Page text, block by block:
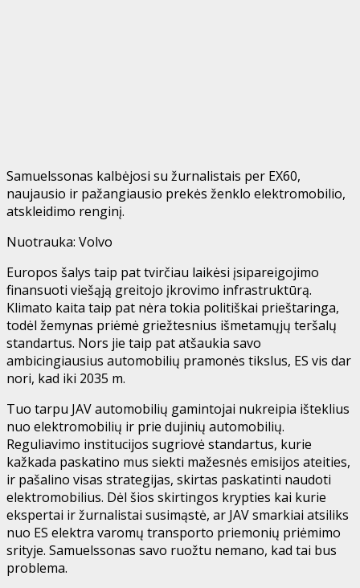
Samuelssonas kalbėjosi su žurnalistais per EX60,
naujausio ir pažangiausio prekės ženklo elektromobilio,
atskleidimo renginį.
Nuotrauka: Volvo
Europos šalys taip pat tvirčiau laikėsi įsipareigojimo
finansuoti viešąją greitojo įkrovimo infrastruktūrą.
Klimato kaita taip pat nėra tokia politiškai prieštaringa,
todėl žemynas priėmė griežtesnius išmetamųjų teršalų
standartus. Nors jie taip pat atšaukia savo
ambicingiausius automobilių pramonės tikslus, ES vis dar
nori, kad iki 2035 m.
Tuo tarpu JAV automobilių gamintojai nukreipia išteklius
nuo elektromobilių ir prie dujinių automobilių.
Reguliavimo institucijos sugriovė standartus, kurie
kažkada paskatino mus siekti mažesnės emisijos ateities,
ir pašalino visas strategijas, skirtas paskatinti naudoti
elektromobilius. Dėl šios skirtingos krypties kai kurie
ekspertai ir žurnalistai susimąstė, ar JAV smarkiai atsiliks
nuo ES elektra varomų transporto priemonių priėmimo
srityje. Samuelssonas savo ruožtu nemano, kad tai bus
problema.